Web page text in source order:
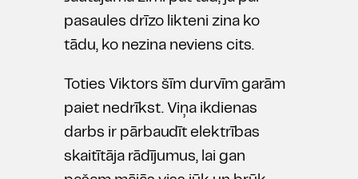
pasaules drīzo likteni zina ko
tādu, ko nezina neviens cits.
Toties Viktors šīm durvīm garām
paiet nedrīkst. Viņa ikdienas
darbs ir pārbaudīt elektrības
skaitītāja rādījumus, lai gan